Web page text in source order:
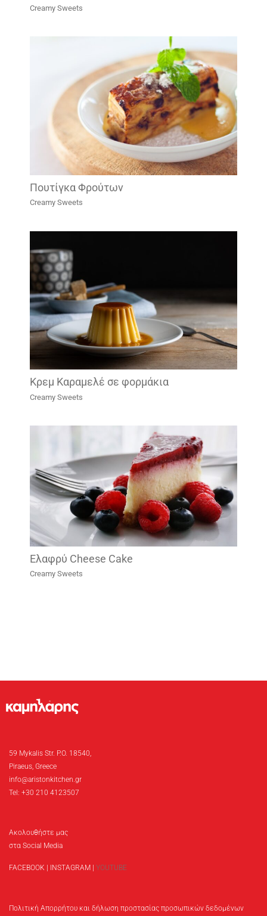
Creamy Sweets
Πουτίγκα Φρούτων
Creamy Sweets
Κρεμ Καραμελέ σε φορμάκια
Creamy Sweets
Ελαφρύ Cheese Cake
Creamy Sweets
59 Mykalis Str. P.O. 18540,
Piraeus, Greece
info@aristonkitchen.gr
Tel: +30 210 4123507
Ακολουθήστε μας
στα Social Media
FACEBOOK INSTAGRAM YOUTUBE
Πολιτική Απορρήτου και δήλωση προστασίας προσωπικών δεδομένων